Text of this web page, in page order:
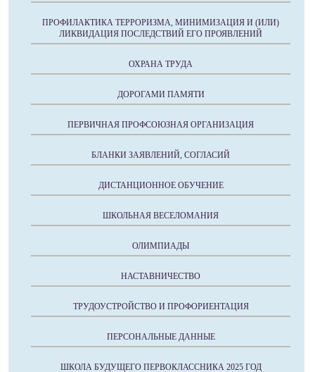
ПРОФИЛАКТИКА ТЕРРОРИЗМА, МИНИМИЗАЦИЯ И (ИЛИ)
ЛИКВИДАЦИЯ ПОСЛЕДСТВИЙ ЕГО ПРОЯВЛЕНИЙ
ОХРАНА ТРУДА
ДОРОГАМИ ПАМЯТИ
ПЕРВИЧНАЯ ПРОФСОЮЗНАЯ ОРГАНИЗАЦИЯ
БЛАНКИ ЗАЯВЛЕНИЙ, СОГЛАСИЙ
ДИСТАНЦИОННОЕ ОБУЧЕНИЕ
ШКОЛЬНАЯ ВЕСЕЛОМАНИЯ
ОЛИМПИАДЫ
НАСТАВНИЧЕСТВО
ТРУДОУСТРОЙСТВО И ПРОФОРИЕНТАЦИЯ
ПЕРСОНАЛЬНЫЕ ДАННЫЕ
ШКОЛА БУДУЩЕГО ПЕРВОКЛАССНИКА 2025 ГОД